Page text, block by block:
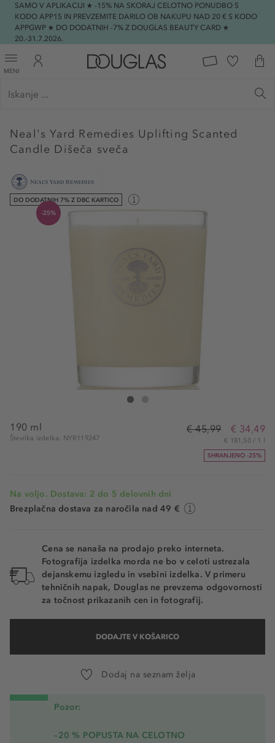
SAMO V APLIKACIJI ★ -15% NA SKORAJ CELOTNO PONUDBO S
KODO APP15 IN PREVZEMITE DARILO OB NAKUPU NAD 20 € S KODO
APPGWP ★ DO DODATNIH -7% Z DOUGLAS BEAUTY CARD ★
20.-31.7.2026.
MENI
Neal's Yard Remedies Uplifting Scanted
Candle Dišeča sveča
DO DODATNIH 7% Z DBC KARTICO
-25%
Neal's Yard Remedies Uplifting Scanted Candle
190 ml
Številka izdelka: NYR119247
€ 45,99 € 34,49
€ 181,50 / 1 l
SHRANJENO -25%
Na voljo. Dostava: 2 do 5 delovnih dni
Brezplačna dostava za naročila nad 49 €
Cena se nanaša na prodajo preko interneta.
Fotografija izdelka morda ne bo v celoti ustrezala
dejanskemu izgledu in vsebini izdelka. V primeru
tehničnih napak, Douglas ne prevzema odgovornosti
za točnost prikazanih cen in fotografij.
DODAJTE V KOŠARICO
Dodaj na seznam želja
Pozor:
–20 % POPUSTA NA CELOTNO